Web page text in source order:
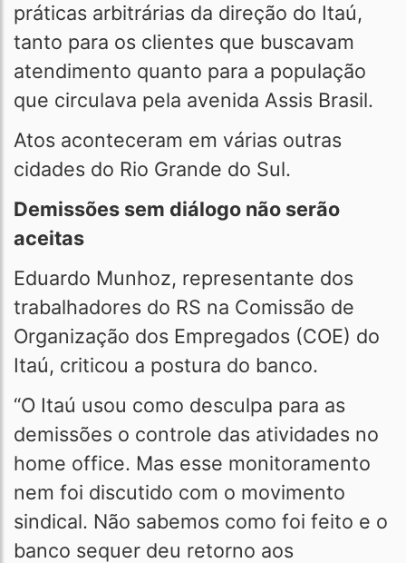
práticas arbitrárias da direção do Itaú,
tanto para os clientes que buscavam
atendimento quanto para a população
que circulava pela avenida Assis Brasil.
Atos aconteceram em várias outras
cidades do Rio Grande do Sul.
Demissões sem diálogo não serão
aceitas
Eduardo Munhoz, representante dos
trabalhadores do RS na Comissão de
Organização dos Empregados (COE) do
Itaú, criticou a postura do banco.
“O Itaú usou como desculpa para as
demissões o controle das atividades no
home office. Mas esse monitoramento
nem foi discutido com o movimento
sindical. Não sabemos como foi feito e o
banco sequer deu retorno aos